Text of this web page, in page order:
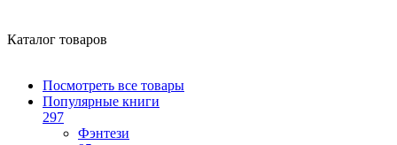
Каталог товаров
Посмотреть все товары
Популярные книги
297
Фэнтези